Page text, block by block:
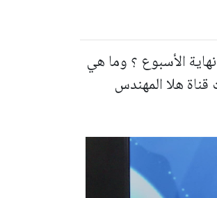
الأسبوع ؟ وما هي
هلا المهندس